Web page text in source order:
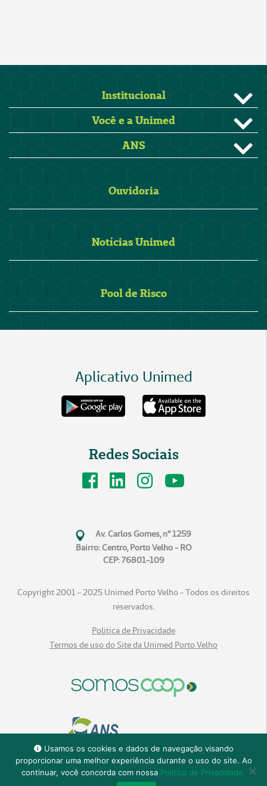
Usamos os cookies e dados de navegação visando
proporcionar uma melhor experiência durante o uso do site. Ao
continuar, você concorda com nossa Política de Privacidade.
Institucional
Você e a Unimed
ANS
Ouvidoria
Notícias Unimed
Pool de Risco
Aplicativo Unimed
Redes Sociais
Av. Carlos Gomes, n° 1259
Bairro: Centro, Porto Velho - RO
CEP: 76801-109
Copyright 2001 - 2025 Unimed Porto Velho - Todos os direitos
reservados.
Politica de Privacidade
Termos de uso do Site da Unimed Porto Velho